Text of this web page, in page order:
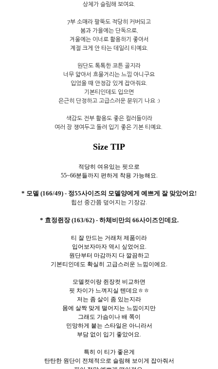
상체가 슬림해 보여요.
7부 소매라 팔뚝도 적당히 커버되고
봄과 가을에는 단독으로,
겨울에는 이너로 활용하기 좋아서
계절 크게 안 타는 데일리 티예요.
원단도 톡톡한 코튼 골지라
너무 얇아서 흐물거리는 느낌 아니구요
입었을 때 안정감 있게 잡아줘요.
기본티인데도 입으면
은근히 단정하고 고급스러운 분위기 나요 :)
색감도 전부 활용도 좋은 컬러들이라
여러 장 쟁여두고 돌려 입기 좋은 기본 티예요.
Size TIP
적당히 여유있는 핏으로
55~66분들까지 편하게 착용 가능해요.
* 모델 (166/49) - 정55사이즈의 모델양에게 예쁘게 잘 맞았어요!
힙선 중간쯤 덮어지는 기장감.
* 효정쥔장 (163/62) - 하체비만의 66사이즈인데요.
티 잘 만드는 거래처 제품이라
입어보자마자 역시 싶었어요.
원단부터 마감까지 다 깔끔하고
기본티인데도 확실히 고급스러운 느낌이에요.
모델컷이랑 쥔장컷 비교하면
핏 차이가 느껴지실 텐데요ㅎㅎ
저는 좀 살이 좀 있는지라
몸에 살짝 맞게 떨어지는 느낌이지만
그래도 가슴이나 배 쪽이
민망하게 붙는 스타일은 아니라서
부담 없이 입기 좋았어요.
특히 이 티가 좋은게
탄탄한 원단이 전체적으로 슬림해 보이게 잡아줘서